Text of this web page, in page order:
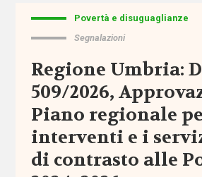
(1.071)
con
disabilità
(2.195)
Politiche
e governo
del welfare
Povertà e disuguaglianze
Segnalazioni
Regione Umbria:
509/2026,
Piano regionale
interventi e i
di contrasto alle